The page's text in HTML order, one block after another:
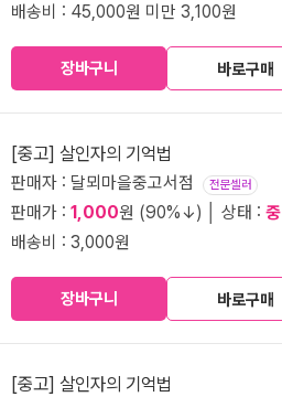
배송비 : 45,000원 미만 3,100원
장바구니 바로구매
[중고] 살인자의 기억법
판매자 : 달뫼마을중고서점 전문셀러
판매가 : 1,000원 (90%↓) │ 상태 : 중
배송비 : 3,000원
장바구니 바로구매
[중고] 살인자의 기억법